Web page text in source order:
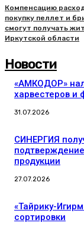
Компенсацию
покупку пеллет и
смогут получать
Иркутской области
Новости
«АМКОДОР»
харвестеров и
31.07.2026
СИНЕРГИЯ
продукции
27.07.2026
«Тайрику-
сортировки